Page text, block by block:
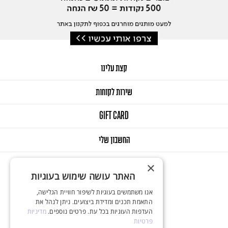
קצת עלינו
שירות לקוחות
GIFT CARD
החשבון שלי
© 2025 Onlys. All Rights Reserved
× האתר עושה שימוש בעוגיות
אנו משתמשים בעוגיות לשיפור חוויית הגלישה,
התאמת תכנים ומדידת ביצועים. ניתן לנהל את
העדפות העוגיות בכל עת. פרטים נוספים.מדיניות
פרטיות